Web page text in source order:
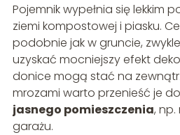
Pojemnik wypełnia się lekkim
ziemi kompostowej i piasku.
podobnie jak w gruncie,
uzyskać mocniejszy efekt
donice mogą stać na
mrozami warto przenieść je do
jasnego pomieszczenia,
garażu.